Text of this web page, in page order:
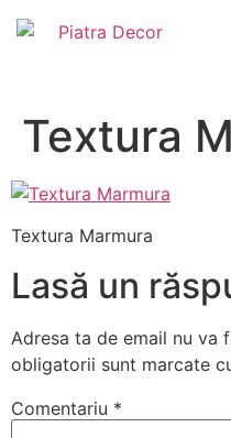
Textura
Textura Marmura
Lasă un
Adresa ta de email nu va
obligatorii sunt marcate
Comentariu *